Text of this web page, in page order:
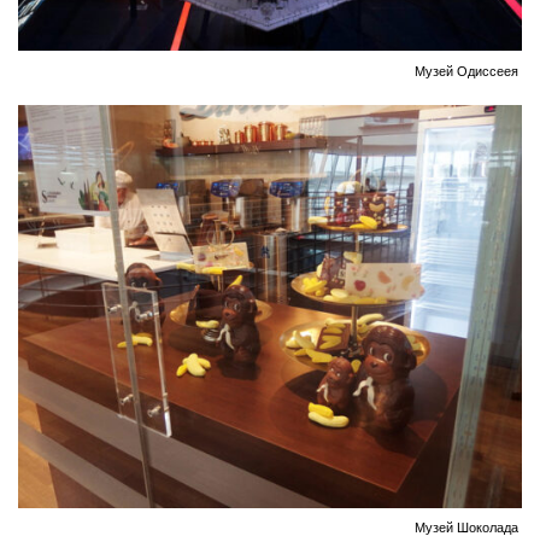
Музей Одиссеея
Музей Шоколада